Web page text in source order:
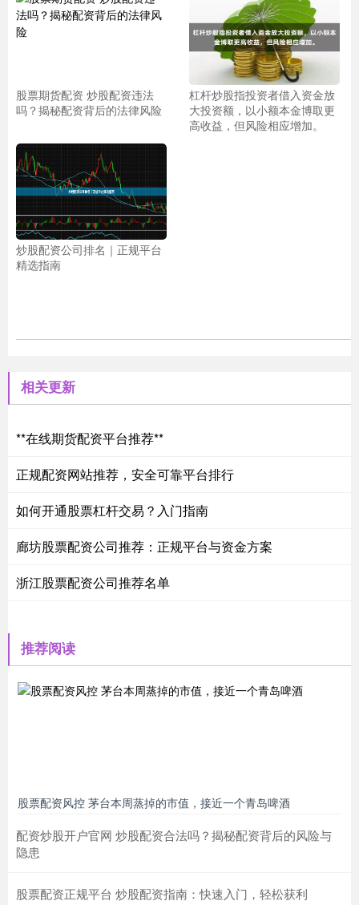
股票期货配资 炒股配资违法
吗？揭秘配资背后的法律风险
杠杆炒股指投资者借入资金放
大投资额，以小额本金博取更
高收益，但风险相应增加。
炒股配资公司排名｜正规平台
精选指南
相关更新
**在线期货配资平台推荐**
正规配资网站推荐，安全可靠平台排行
如何开通股票杠杆交易？入门指南
廊坊股票配资公司推荐：正规平台与资金方案
浙江股票配资公司推荐名单
推荐阅读
股票配资风控 茅台本周蒸掉的市值，接近一个青岛啤酒
配资炒股开户官网 炒股配资合法吗？揭秘配资背后的风险与
隐患
股票配资正规平台 炒股配资指南：快速入门，轻松获利